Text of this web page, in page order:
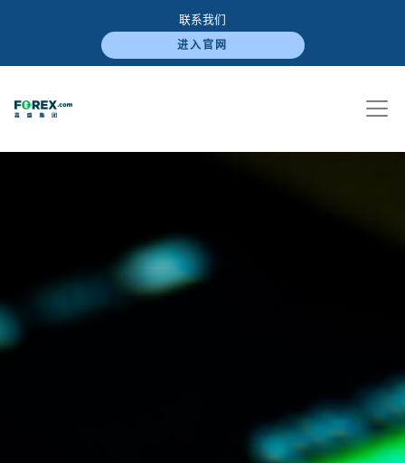
联系我们
进入官网